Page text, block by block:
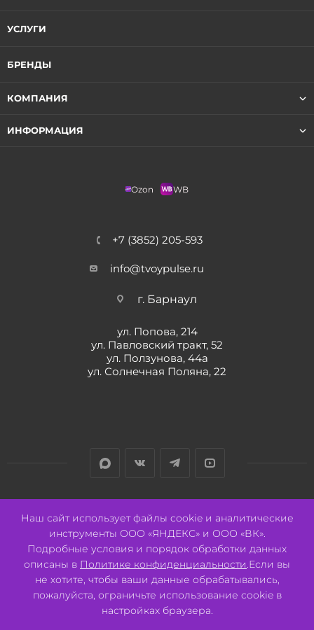
УСЛУГИ
БРЕНДЫ
КОМПАНИЯ
ИНФОРМАЦИЯ
Ozon WB
+7 (3852) 205-593
info@tvoypulse.ru
г. Барнаул
ул. Попова, 214
ул. Павловский тракт, 52
ул. Ползунова, 44а
ул. Солнечная Поляна, 22
2026 © ООО "СВК"/ 656064 г. Барнаул, ул. Павловский тракт, 52.
ИНН 2221130516 ОГРН 1082221000531.
Pulse - сеть магазинов для активных
Разработано:Авалон
Наш сайт использует файлы cookie и аналитические
инструменты ООО «ЯНДЕКС» и ООО «ВК».
Подробные условия и порядок обработки данных
описаны в Политике конфиденциальности.Если вы
не хотите, чтобы ваши данные обрабатывались,
пожалуйста, ограничьте использование cookie в
настройках браузера.